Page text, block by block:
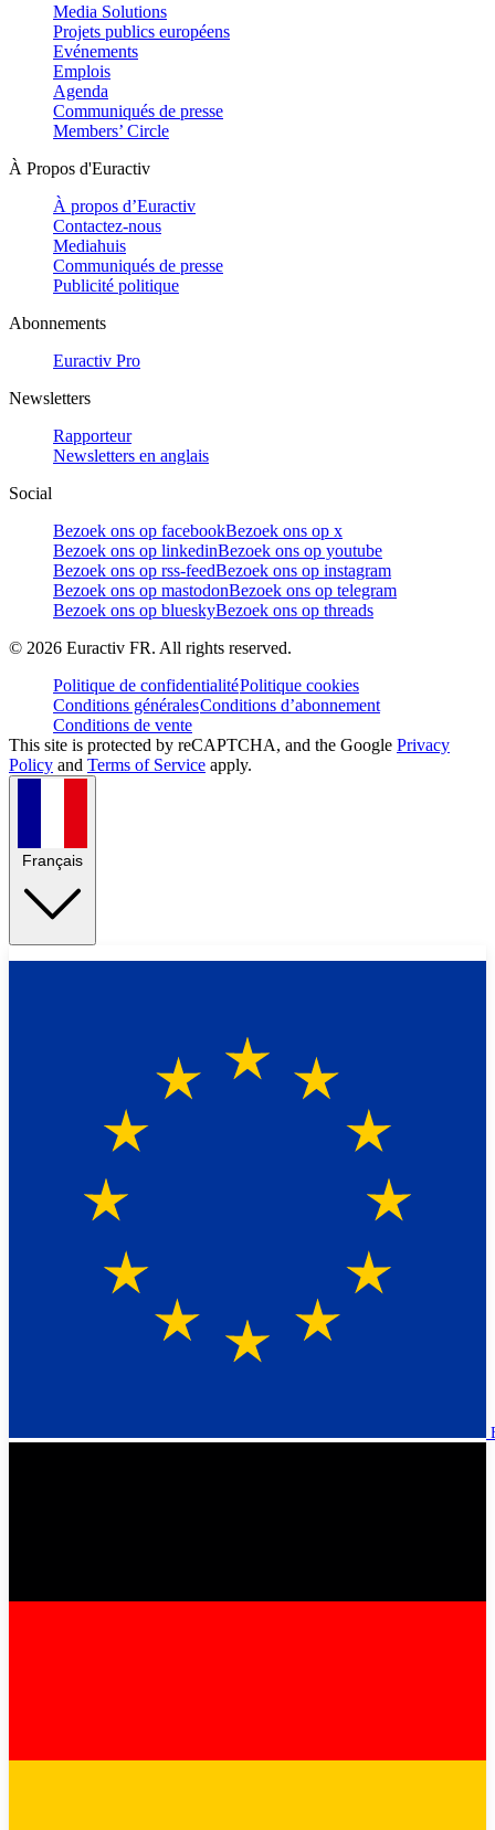
Media Solutions
Projets publics européens
Evénements
Emplois
Agenda
Communiqués de presse
Members’ Circle
À Propos d'Euractiv
À propos d’Euractiv
Contactez-nous
Mediahuis
Communiqués de presse
Publicité politique
Abonnements
Euractiv Pro
Newsletters
Rapporteur
Newsletters en anglais
Social
Bezoek ons op facebookBezoek ons op x
Bezoek ons op linkedinBezoek ons op youtube
Bezoek ons op rss-feedBezoek ons op instagram
Bezoek ons op mastodonBezoek ons op telegram
Bezoek ons op blueskyBezoek ons op threads
© 2026 Euractiv FR. All rights reserved.
Politique de confidentialitéPolitique cookies
Conditions généralesConditions d’abonnement
Conditions de vente
This site is protected by reCAPTCHA, and the Google Privacy
Policy and Terms of Service apply.
Français